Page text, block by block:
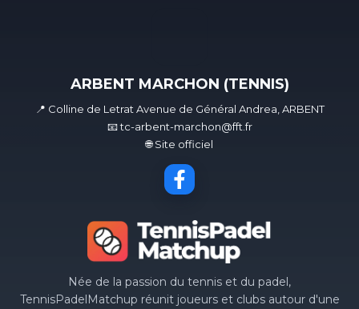
ARBENT MARCHON (TENNIS)
📍 Colline de Letrat Avenue de Général Andrea, ARBENT
📧 tc-arbent-marchon@fft.fr
🌐 Site officiel
Née de la passion du tennis et du padel,
TennisPadelMatchup réunit joueurs et clubs autour d'une